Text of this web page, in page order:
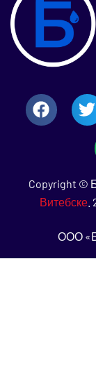
Copyright ©
Витебске.
ООО